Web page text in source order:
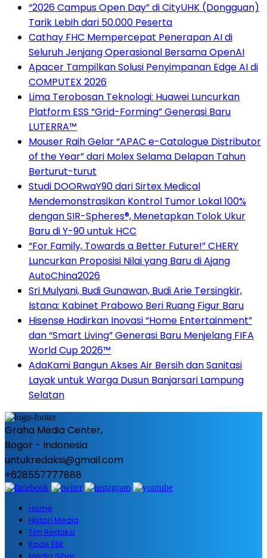
“2026 Campus Open Day” di CityUHK (Dongguan)
Tarik Lebih dari 50.000 Peserta
Cathay FHC Mempercepat Penerapan AI di
Seluruh Jenjang Operasional Bersama OpenAI
Apacer Tampilkan Solusi Penyimpanan Edge AI di
COMPUTEX 2026
Lima Terobosan Teknologi: Huawei Luncurkan
Platform ESS “Grid-Forming” Generasi Baru
LUTERRA™
Mouser Raih Gelar “APAC e-Catalogue Distributor
of the Year” dari Molex Selama Delapan Tahun
Berturut-turut
Studi DOORwaY90 dari Sirtex Medical
Mendemonstrasikan Kontrol Tumor Lokal 100%
dengan SIR-Spheres®, Menetapkan Tolok Ukur
Baru di Y-90 untuk HCC
“For Family, Towards a Better Future!” CHERY
Luncurkan Proposisi Nilai yang Baru di Ajang
AutoChina2026
Sri Mulyani, Budi Gunawan, Budi Arie Tersingkir,
Istana: Kabinet Prabowo Beri Ruang Figur Baru
Hisense Hadirkan Inovasi “Home Entertainment”
dan “Smart Living” Generasi Baru Menjelang FIFA
World Cup 2026™
AdaKami Bangun Akses Air Bersih dan Sanitasi
Layak untuk Warga Dusun Banjarsari Lampung
Selatan
Graha Media Center,
Bogor - Indonesia
untukredaksi@gmail.com
+628557777888
Home
Histori Media
Tim Redaksi
Kode Etik